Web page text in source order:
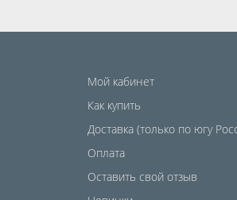
Ткани и волокнистые материалы, Бумага
Мой кабинет
Как купить
Доставка (только по югу
Оплата
Оставить свой отзыв